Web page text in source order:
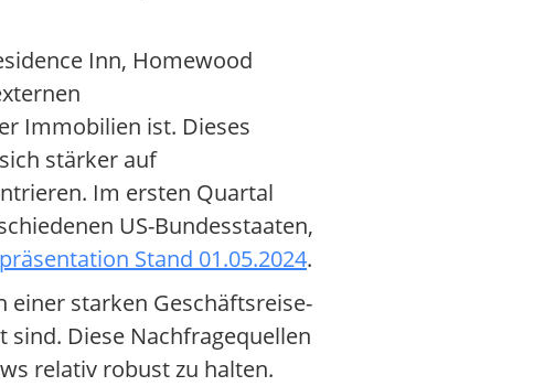
Inn, Homewood
Immobilien ist. Dieses
stärker auf
Im ersten Quartal
US-Bundesstaaten,
Stand 01.05.2024.
einer starken Geschäftsreise-
Diese Nachfragequellen
relativ robust zu halten.